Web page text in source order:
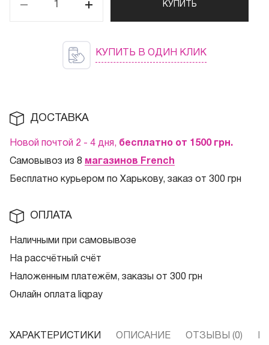
КУПИТЬ
КУПИТЬ В ОДИН КЛИК
ДОСТАВКА
Новой почтой 2 - 4 дня, бесплатно от 1500 грн.
Самовывоз из 8 магазинов French
Бесплатно курьером по Харькову, заказ от 300 грн
ОПЛАТА
Наличными при самовывозе
На рассчётный счёт
Наложенным платежём, заказы от 300 грн
Онлайн оплата liqpay
ХАРАКТЕРИСТИКИ ОПИСАНИЕ ОТЗЫВЫ (0)